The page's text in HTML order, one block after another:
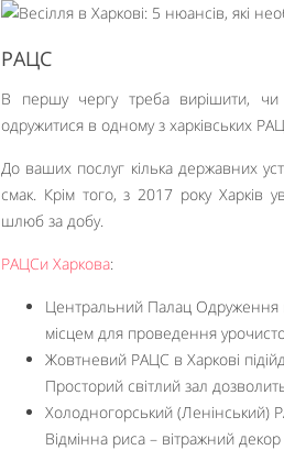
РАЦС
В першу чергу треба вирішити, чи
одружитися в одному з харківських
До ваших послуг кілька державних
смак. Крім того, з 2017 року Харків
шлюб за добу.
РАЦСи Харкова:
Центральний Палац Одруження в
місцем для проведення
Жовтневий РАЦС в Харкові
Просторий світлий зал
Холодногорський (Ленінський)
Відмінна риса – вітражний декор